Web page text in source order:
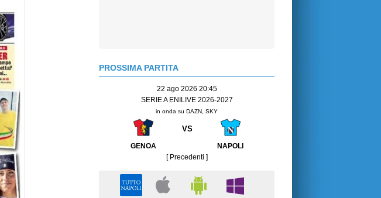
PROSSIMA PARTITA
22 ago 2026 20:45
SERIE A ENILIVE 2026-2027
in onda su DAZN, SKY
VS
GENOA
NAPOLI
[ Precedenti ]